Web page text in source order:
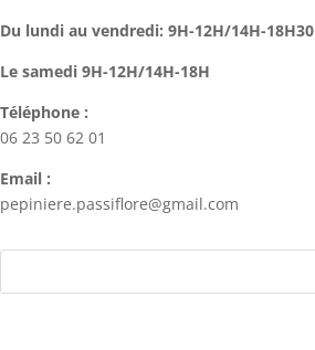
Du lundi au vendredi: 9H-12H/14H-18H30
Le samedi 9H-12H/14H-18H
Téléphone :
06 23 50 62 01
Email :
pepiniere.passiflore@gmail.com